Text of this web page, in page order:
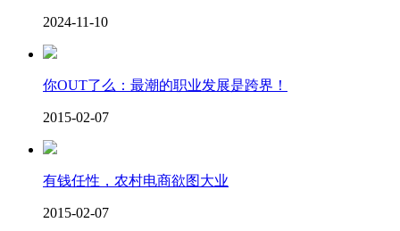
2024-11-10
你OUT了么：最潮的职业发展是跨界！
2015-02-07
有钱任性，农村电商欲图大业
2015-02-07